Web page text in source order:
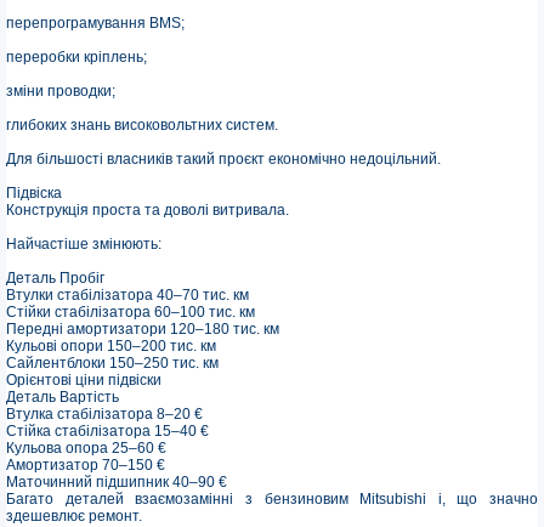
перепрограмування BMS;
переробки кріплень;
зміни проводки;
глибоких знань високовольтних систем.
Для більшості власників такий проєкт економічно недоцільний.
Підвіска
Конструкція проста та доволі витривала.
Найчастіше змінюють:
Деталь Пробіг
Втулки стабілізатора 40–70 тис. км
Стійки стабілізатора 60–100 тис. км
Передні амортизатори 120–180 тис. км
Кульові опори 150–200 тис. км
Сайлентблоки 150–250 тис. км
Орієнтові ціни підвіски
Деталь Вартість
Втулка стабілізатора 8–20 €
Стійка стабілізатора 15–40 €
Кульова опора 25–60 €
Амортизатор 70–150 €
Маточинний підшипник 40–90 €
Багато деталей взаємозамінні з бензиновим Mitsubishi i, що значно
здешевлює ремонт.